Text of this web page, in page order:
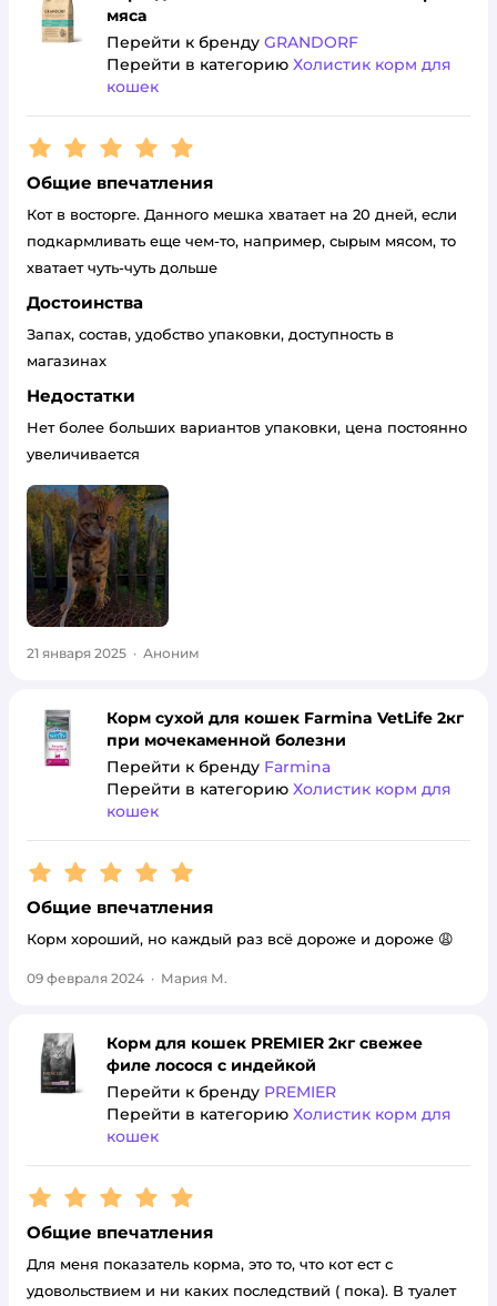
мяса
Перейти к бренду GRANDORF
Перейти в категорию Холистик корм для
кошек
Рейтинг:5
Общие впечатления
Кот в восторге. Данного мешка хватает на 20 дней, если
подкармливать еще чем-то, например, сырым мясом, то
хватает чуть-чуть дольше
Достоинства
Запах, состав, удобство упаковки, доступность в
магазинах
Недостатки
Нет более больших вариантов упаковки, цена постоянно
увеличивается
21 января 2025 · Аноним
Корм сухой для кошек Farmina VetLife 2кг
при мочекаменной болезни
Перейти к бренду Farmina
Перейти в категорию Холистик корм для
кошек
Рейтинг:5
Общие впечатления
Корм хороший, но каждый раз всё дороже и дороже 😩
09 февраля 2024 · Мария М.
Корм для кошек PREMIER 2кг свежее
филе лосося с индейкой
Перейти к бренду PREMIER
Перейти в категорию Холистик корм для
кошек
Рейтинг:5
Общие впечатления
Для меня показатель корма, это то, что кот ест с
удовольствием и ни каких последствий ( пока). В туалет